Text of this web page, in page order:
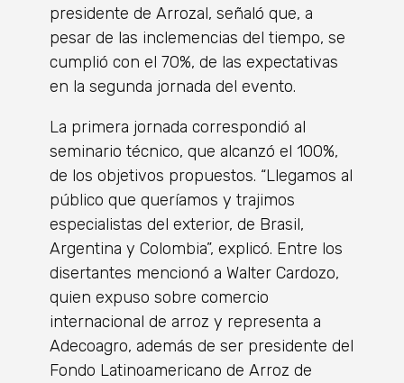
presidente de Arrozal, señaló que, a
pesar de las inclemencias del tiempo, se
cumplió con el 70%, de las expectativas
en la segunda jornada del evento.
La primera jornada correspondió al
seminario técnico, que alcanzó el 100%,
de los objetivos propuestos. “Llegamos al
público que queríamos y trajimos
especialistas del exterior, de Brasil,
Argentina y Colombia”, explicó. Entre los
disertantes mencionó a Walter Cardozo,
quien expuso sobre comercio
internacional de arroz y representa a
Adecoagro, además de ser presidente del
Fondo Latinoamericano de Arroz de